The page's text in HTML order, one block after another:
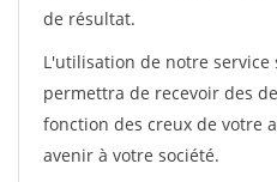
de résultat.
L'utilisation de notre service
permettra de recevoir des
fonction des creux de votre
avenir à votre société.